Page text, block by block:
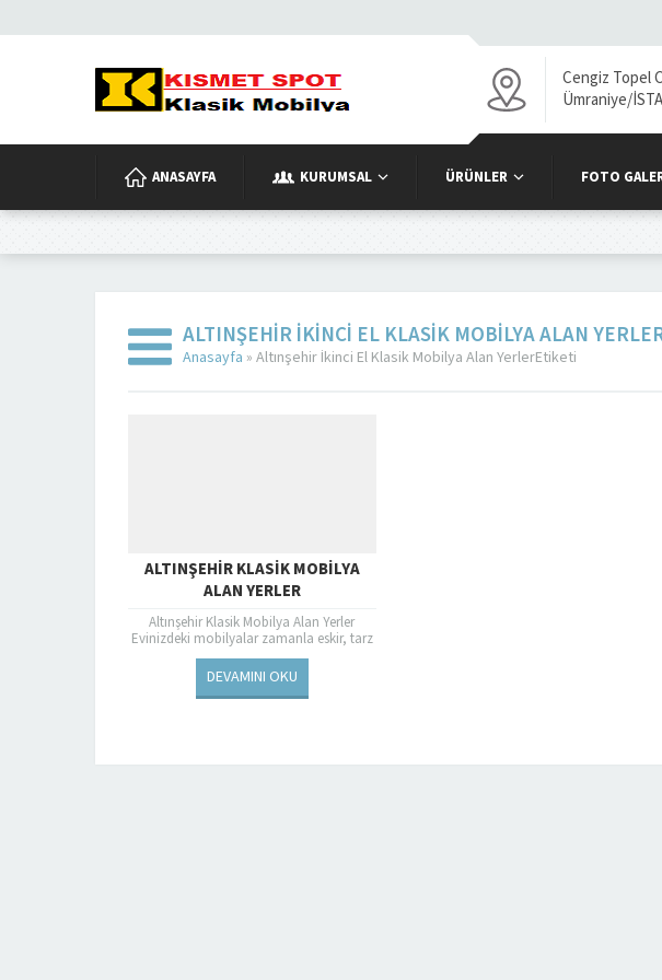
Cengiz Topel
Ümraniye/
ANASAYFA KURUMSAL ÜRÜNLER FOTO
ALTINŞEHIR İKINCI EL KLASIK MOBILYA ALAN
Anasayfa » Altınşehir İkinci El Klasik Mobilya Alan YerlerEtiketi
ALTINŞEHIR KLASIK MOBILYA
ALAN YERLER
Altınşehir Klasik Mobilya Alan Yerler
Evinizdeki mobilyalar zamanla eskir, tarz
değişebilir veya yeni bir değişikliğe ihtiyaç
duyabilirsiniz. Bu durumda Altınşehir’de...
DEVAMINI OKU